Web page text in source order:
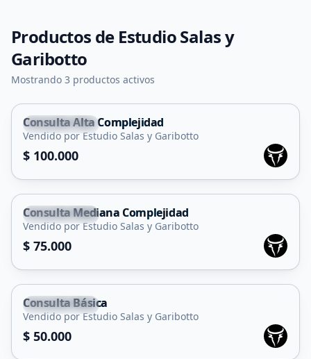
Productos de Estudio Salas y
Garibotto
Mostrando 3 productos activos
Juana Koslay
Servicio
Consulta Alta Complejidad
Vendido por Estudio Salas y Garibotto
$ 100.000
Juana Koslay
Servicio
Consulta Mediana Complejidad
Vendido por Estudio Salas y Garibotto
$ 75.000
Juana Koslay
Servicio
Consulta Básica
Vendido por Estudio Salas y Garibotto
$ 50.000